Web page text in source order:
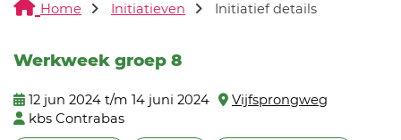
Home Initiatieven Initiatief details
Werkweek groep 8
12 jun 2024 t/m 14 juni 2024
Vijfsprongweg
kbs Contrabas